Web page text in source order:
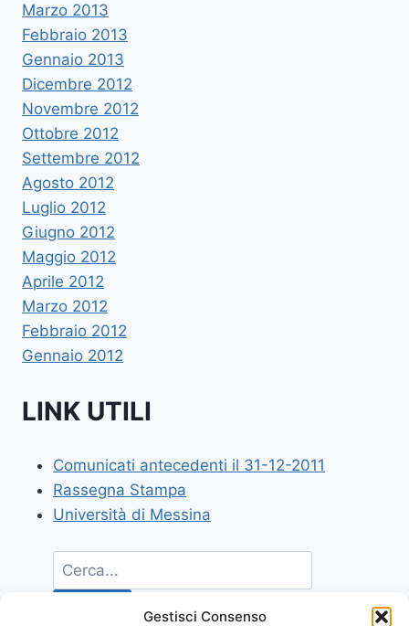
Gestisci Consenso
Marzo 2013
Febbraio 2013
Gennaio 2013
Dicembre 2012
Novembre 2012
Ottobre 2012
Settembre 2012
Agosto 2012
Luglio 2012
Giugno 2012
Maggio 2012
Aprile 2012
Marzo 2012
Febbraio 2012
Gennaio 2012
LINK UTILI
Comunicati antecedenti il 31-12-2011
Rassegna Stampa
Università di Messina